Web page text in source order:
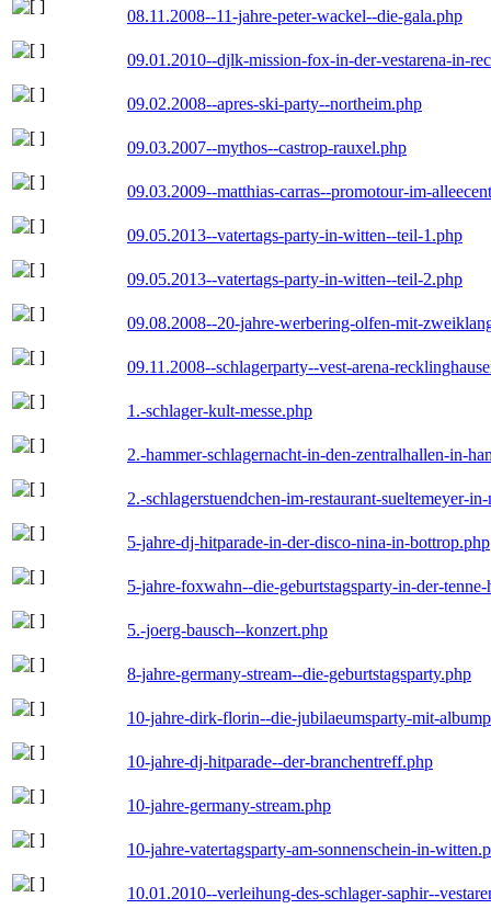
08.11.2008--11-jahre-peter-wackel--die-gala.php
09.01.2010--djlk-mission-fox-in-der-vestarena-in-
09.02.2008--apres-ski-party--northeim.php
09.03.2007--mythos--castrop-rauxel.php
09.03.2009--matthias-carras--promotour-im-
09.05.2013--vatertags-party-in-witten--teil-1.php
09.05.2013--vatertags-party-in-witten--teil-2.php
09.08.2008--20-jahre-werbering-olfen-mit-
09.11.2008--schlagerparty--vest-arena-
1.-schlager-kult-messe.php
2.-hammer-schlagernacht-in-den-zentralhallen-in-
2.-schlagerstuendchen-im-restaurant-sueltemeyer-
5-jahre-dj-hitparade-in-der-disco-nina-in-bottrop.php
5-jahre-foxwahn--die-geburtstagsparty-in-der-tenne-
5.-joerg-bausch--konzert.php
8-jahre-germany-stream--die-geburtstagsparty.php
10-jahre-dirk-florin--die-jubilaeumsparty-mit-
10-jahre-dj-hitparade--der-branchentreff.php
10-jahre-germany-stream.php
10-jahre-vatertagsparty-am-sonnenschein-in-
10.01.2010--verleihung-des-schlager-saphir--